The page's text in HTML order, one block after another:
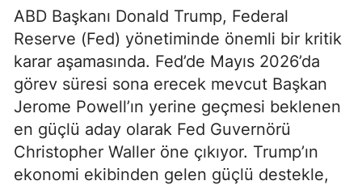
ABD Başkanı Donald Trump, Federal
Reserve (Fed) yönetiminde önemli bir kritik
karar aşamasında. Fed’de Mayıs 2026’da
görev süresi sona erecek mevcut Başkan
Jerome Powell’ın yerine geçmesi beklenen
en güçlü aday olarak Fed Guvernörü
Christopher Waller öne çıkıyor. Trump’ın
ekonomi ekibinden gelen güçlü destekle,